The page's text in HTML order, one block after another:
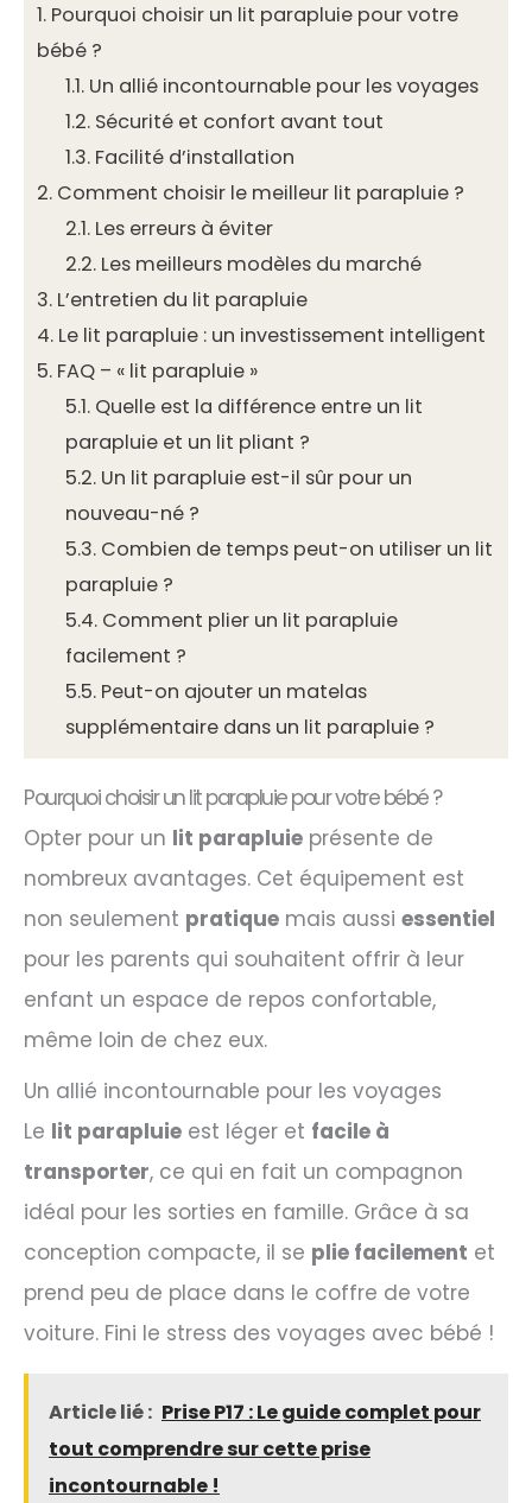
1. Pourquoi choisir un lit parapluie pour votre
bébé ?
1.1. Un allié incontournable pour les voyages
1.2. Sécurité et confort avant tout
1.3. Facilité d’installation
2. Comment choisir le meilleur lit parapluie ?
2.1. Les erreurs à éviter
2.2. Les meilleurs modèles du marché
3. L’entretien du lit parapluie
4. Le lit parapluie : un investissement intelligent
5. FAQ – « lit parapluie »
5.1. Quelle est la différence entre un lit
parapluie et un lit pliant ?
5.2. Un lit parapluie est-il sûr pour un
nouveau-né ?
5.3. Combien de temps peut-on utiliser un lit
parapluie ?
5.4. Comment plier un lit parapluie
facilement ?
5.5. Peut-on ajouter un matelas
supplémentaire dans un lit parapluie ?
Pourquoi choisir un lit parapluie pour votre bébé ?
Opter pour un lit parapluie présente de
nombreux avantages. Cet équipement est
non seulement pratique mais aussi essentiel
pour les parents qui souhaitent offrir à leur
enfant un espace de repos confortable,
même loin de chez eux.
Un allié incontournable pour les voyages
Le lit parapluie est léger et facile à
transporter, ce qui en fait un compagnon
idéal pour les sorties en famille. Grâce à sa
conception compacte, il se plie facilement et
prend peu de place dans le coffre de votre
voiture. Fini le stress des voyages avec bébé !
Article lié : Prise P17 : Le guide complet pour
tout comprendre sur cette prise
incontournable !